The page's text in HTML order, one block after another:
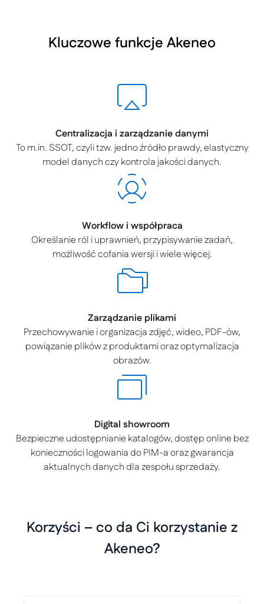
Kluczowe funkcje Akeneo
Centralizacja i zarządzanie danymi
To m.in. SSOT, czyli tzw. jedno źródło prawdy, elastyczny
model danych czy kontrola jakości danych.
Workflow i współpraca
Określanie ról i uprawnień, przypisywanie zadań,
możliwość cofania wersji i wiele więcej.
Zarządzanie plikami
Przechowywanie i organizacja zdjęć, wideo, PDF-ów,
powiązanie plików z produktami oraz optymalizacja
obrazów.
Digital showroom
Bezpieczne udostępnianie katalogów, dostęp online bez
konieczności logowania do PIM-a oraz gwarancja
aktualnych danych dla zespołu sprzedaży.
Korzyści – co da Ci korzystanie z
Akeneo?